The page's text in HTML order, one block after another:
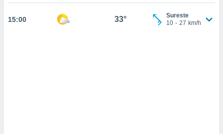
nuestra
15:00 33°
Sureste
10 - 27 km/h